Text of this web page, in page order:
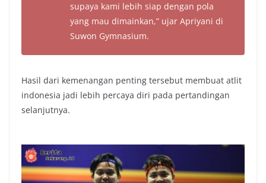
supaya kami lebih siap dengan pola
yang mau dimainkan,” ujar Apriyani di
Suwon Gymnasium.
Hasil dari kemenangan penting tersebut membuat atlit
indonesia jadi lebih percaya diri pada pertandingan
selanjutnya.